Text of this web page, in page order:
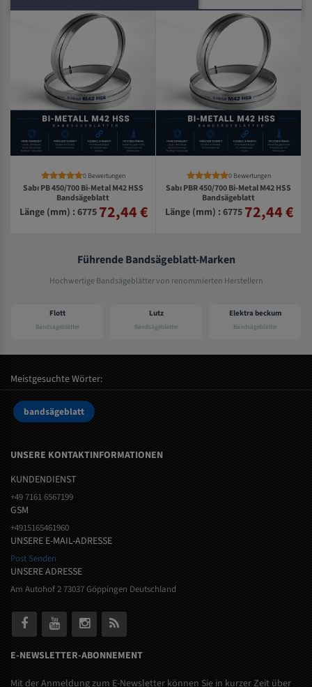
0 Bewertungen
Sabı PB 450/700 Bi-Metal M42 HSS
Bandsägeblatt
Länge (mm) : 6775 72,44 €
0 Bewertungen
Sabı PBR 450/700 Bi-Metal M42 HSS
Bandsägeblatt
Länge (mm) : 6775 72,44 €
Führende Bandsägeblatt-Marken
Hochwertige Bandsägeblätter von renommierten Herstellern
Flott
Bandsägeblätter
Lutz
Bandsägeblätter
Elektra beckum
Bandsägeblätter
Meistgesuchte Wörter:
bandsägeblatt
UNSERE KONTAKTINFORMATIONEN
KUNDENDIENST
+49 7161 6567199
GSM
+4915165461960
UNSERE E-MAIL-ADRESSE
Post Senden
UNSERE ADRESSE
Am Autohof 2 73037 Göppingen Deutschland
E-NEWSLETTER-ABONNEMENT
Mit der Anmeldung zum E-Newsletter können Sie in kurzer Zeit über